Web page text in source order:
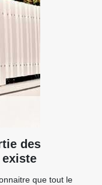
des
que tout le